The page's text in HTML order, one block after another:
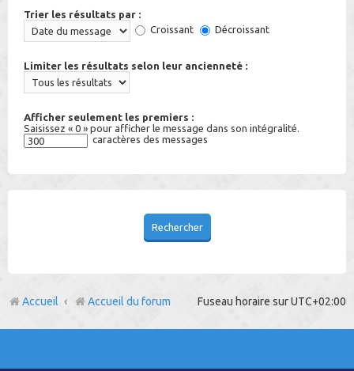
Trier les résultats par :
Croissant
Décroissant
Limiter les résultats selon leur ancienneté :
Afficher seulement les premiers :
Saisissez « 0 » pour afficher le message dans son intégralité.
caractères des messages
Fuseau horaire surUTC+02:00
Accueil Accueil du forum